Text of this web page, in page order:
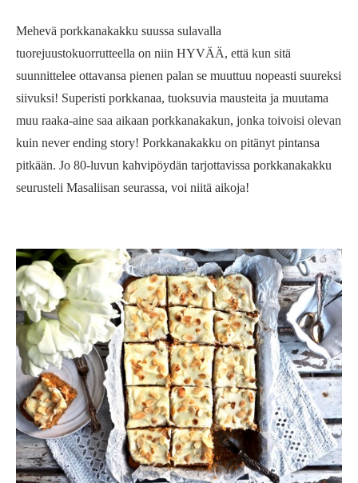
Mehevä porkkanakakku suussa sulavalla
tuorejuustokuorrutteella on niin HYVÄÄ, että kun sitä
suunnittelee ottavansa pienen palan se muuttuu nopeasti suureksi
siivuksi! Superisti porkkanaa, tuoksuvia mausteita ja muutama
muu raaka-aine saa aikaan porkkanakakun, jonka toivoisi olevan
kuin never ending story! Porkkanakakku on pitänyt pintansa
pitkään. Jo 80-luvun kahvipöydän tarjottavissa porkkanakakku
seurusteli Masaliisan seurassa, voi niitä aikoja!